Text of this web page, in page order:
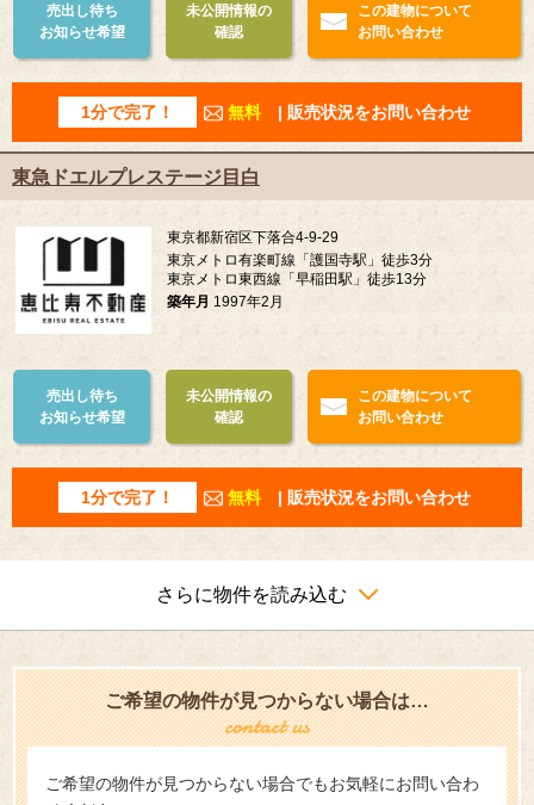
売出し待ち
お知らせ希望
未公開情報の
確認
この建物について
お問い合わせ
1分で完了！ 無料 | 販売状況をお問い合わせ
東急ドエルプレステージ目白
東京都新宿区下落合4-9-29
東京メトロ有楽町線「護国寺駅」徒歩3分
東京メトロ東西線「早稲田駅」徒歩13分
築年月 1997年2月
売出し待ち
お知らせ希望
未公開情報の
確認
この建物について
お問い合わせ
1分で完了！ 無料 | 販売状況をお問い合わせ
さらに物件を読み込む
ご希望の物件が見つからない場合は…
ご希望の物件が見つからない場合でもお気軽にお問い合わ